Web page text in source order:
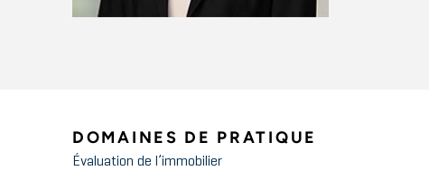
DOMAINES DE PRATIQUE
Évaluation de l’immobilier